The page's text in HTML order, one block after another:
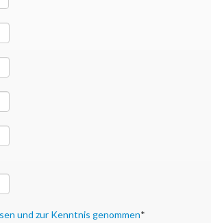
und zur Kenntnis genommen*